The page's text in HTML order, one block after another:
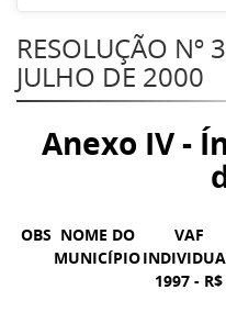
RESOLUÇÃO Nº
JULHO DE 2000
Anexo IV -
OBS NOME DO
MUNICÍPIO
VAF
1997 - R$